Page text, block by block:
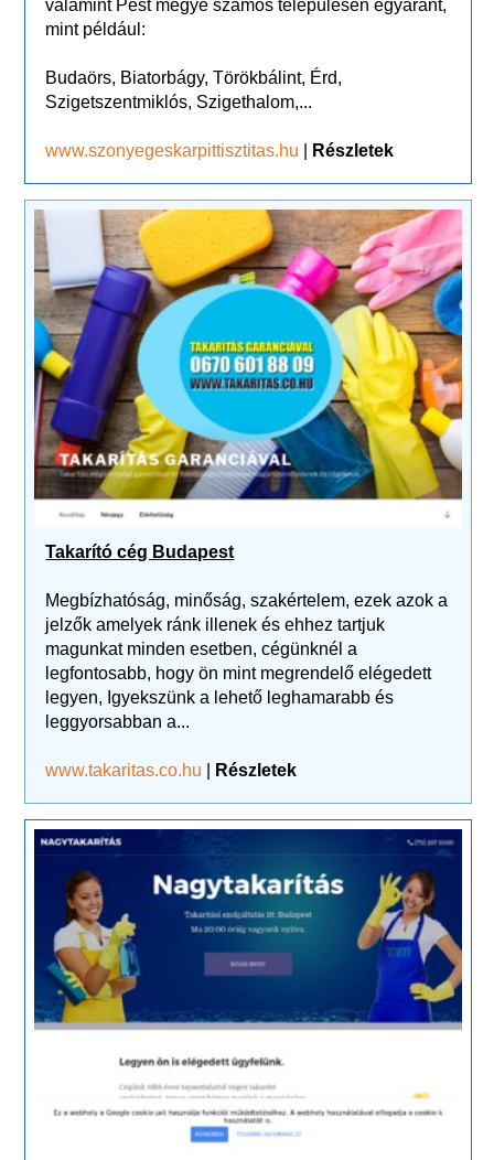
valamint Pest megye számos településén egyaránt,
mint például:
Budaörs, Biatorbágy, Törökbálint, Érd,
Szigetszentmiklós, Szigethalom,...
www.szonyegeskarpittisztitas.hu Részletek
Takarító cég Budapest
Megbízhatóság, minőság, szakértelem, ezek azok a
jelzők amelyek ránk illenek és ehhez tartjuk
magunkat minden esetben, cégünknél a
legfontosabb, hogy ön mint megrendelő elégedett
legyen, Igyekszünk a lehető leghamarabb és
leggyorsabban a...
www.takaritas.co.hu Részletek